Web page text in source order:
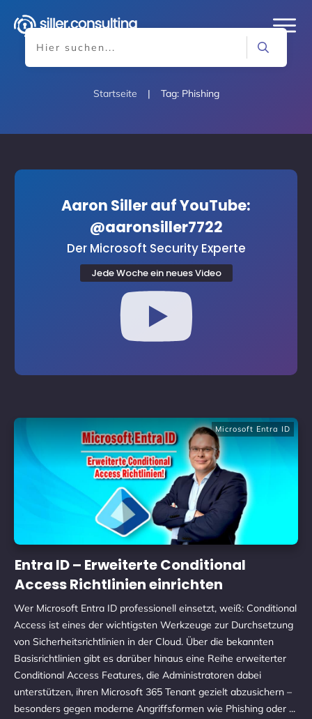
Startseite | Tag: Phishing
Aaron Siller auf YouTube:
@aaronsiller7722
Der Microsoft Security Experte
Jede Woche ein neues Video
Microsoft Entra ID
Entra ID – Erweiterte Conditional
Access Richtlinien einrichten
Wer Microsoft Entra ID professionell einsetzt, weiß: Conditional
Access ist eines der wichtigsten Werkzeuge zur Durchsetzung
von Sicherheitsrichtlinien in der Cloud. Über die bekannten
Basisrichtlinien gibt es darüber hinaus eine Reihe erweiterter
Conditional Access Features, die Administratoren dabei
unterstützen, ihren Microsoft 365 Tenant gezielt abzusichern –
besonders gegen moderne Angriffsformen wie Phishing oder ...